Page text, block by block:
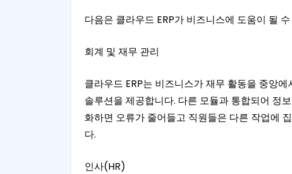
다음은 클라우드 ERP가 비즈니스에 도움이 될
회계 및 재무 관리
클라우드 ERP는 비즈니스가 재무 활동을 중앙
솔루션을 제공합니다. 다른 모듈과 통합되어 정
화하면 오류가 줄어들고 직원들은 다른 작업에
다.
인사(HR)